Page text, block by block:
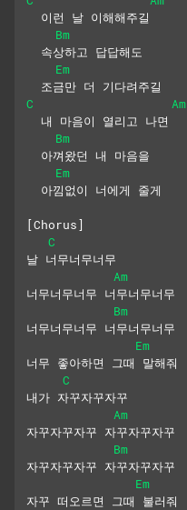
  이런 날 이해해주길
Bm
  속상하고 답답해도
Em
  조금만 더 기다려주길
C
Am
  내 마음이 열리고 나면
Bm
  아껴왔던 내 마음을
Em
  아낌없이 너에게 줄게
[Chorus]
C
날 너무너무너무
Am
너무너무너무 너무너무너무
Bm
너무너무너무 너무너무너무
Em
너무 좋아하면 그때 말해줘
C
내가 자꾸자꾸자꾸
Am
자꾸자꾸자꾸 자꾸자꾸자꾸
Bm
자꾸자꾸자꾸 자꾸자꾸자꾸
Em
자꾸 떠오르면 그때 불러줘